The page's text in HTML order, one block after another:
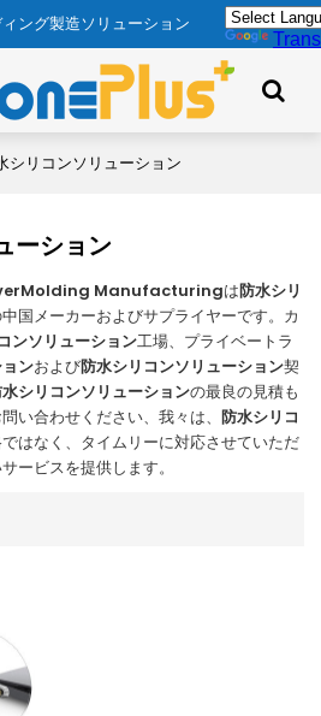
ング製造ソリューション
シリコンソリューション
ーション
Manufacturingは防水シリ
国メーカーおよびサプライヤーです。カ
ンソリューション工場、プライベートラ
ンおよび防水シリコンソリューション契
シリコンソリューションの最良の見積も
い合わせください、我々は、 防水シリコ
はなく、タイムリーに対応させていただ
ービスを提供します。